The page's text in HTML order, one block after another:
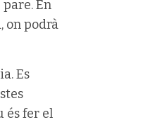
En
on podrà
Es
és fer el